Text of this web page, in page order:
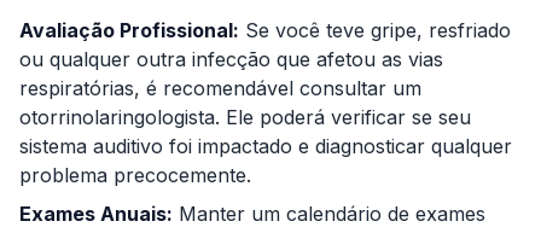
Avaliação Profissional: Se você teve gripe, resfriado
ou qualquer outra infecção que afetou as vias
respiratórias, é recomendável consultar um
otorrinolaringologista. Ele poderá verificar se seu
sistema auditivo foi impactado e diagnosticar qualquer
problema precocemente.
Exames Anuais: Manter um calendário de exames